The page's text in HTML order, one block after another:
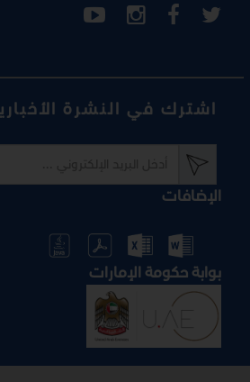
اشترك في النشرة الأخبارية
الإضافات
بوابة حكومة الإمارات